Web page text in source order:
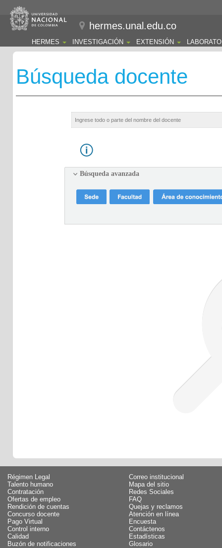
hermes.unal.edu.co
HERMES INVESTIGACIÓN EXTENSIÓN
Búsqueda docente
Búsqueda avanzada
Régimen Legal
Talento humano
Contratación
Ofertas de empleo
Rendición de cuentas
Concurso docente
Pago Virtual
Control interno
Calidad
Buzón de notificaciones
Correo institucional
Mapa del sitio
Redes Sociales
FAQ
Quejas y reclamos
Atención en línea
Encuesta
Contáctenos
Estadísticas
Glosario